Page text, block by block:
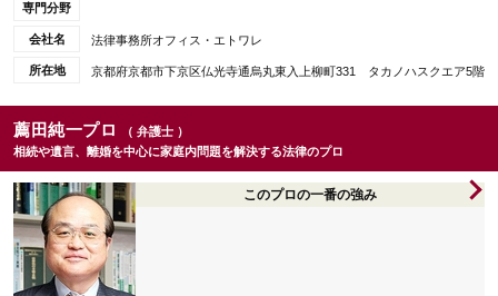
専門分野
会社名 法律事務所オフィス・エトワレ
所在地 京都府京都市下京区仏光寺通烏丸東入上柳町331 タカノハスクエア5階
薦田純一プロ
（ 弁護士 ）
相続や遺言、離婚を中心に家庭内問題を解決する法律のプロ
このプロの一番の強み